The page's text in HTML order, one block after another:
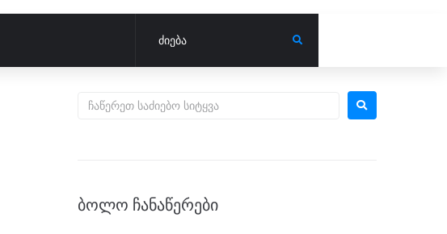
ᲑᲝᲚᲝ ᲩᲐᲜᲐᲬᲔᲠᲔᲑᲘ